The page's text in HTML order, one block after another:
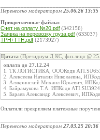
Перенесено модератором 25.06.26 13:35
Прикрепленные файлы:
Счет на оплату №20.pdf (342156)
Заявка на перевозку груза.pdf (633037)
ТРН+ТТН.pdf (2173927)
Цитата (Президиум Д КС, физ.лицо @
оплата до 27.12.24
1. ТК ЛОГИСТИКА, ОООКодв
2. Алексеева Наталия Николаевна,
3. Алякринский Михаил Юрьевич,
4. Байрамукова Т.А. ИПКодв
5. Бараев Александр Алексеевич,
Оплатили прекрпляем платежные
Перенесено модератором 27.03.25 20:36